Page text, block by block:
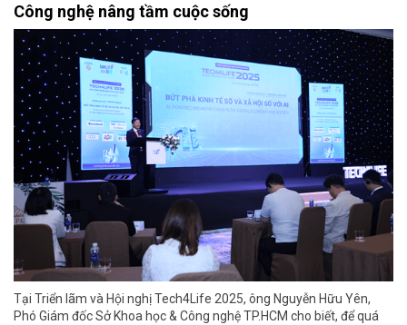
Công nghệ nâng tầm cuộc sống
Tại Triển lãm và Hội nghị Tech4Life 2025, ông Nguyễn Hữu Yên,
Phó Giám đốc Sở Khoa học & Công nghệ TP.HCM cho biết, để quá